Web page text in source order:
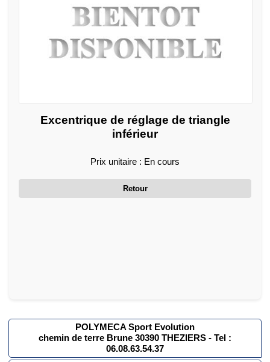
Excentrique de réglage de triangle
inférieur
Prix unitaire : En cours
Retour
POLYMECA Sport Evolution
chemin de terre Brune 30390 THEZIERS - Tel :
06.08.63.54.37